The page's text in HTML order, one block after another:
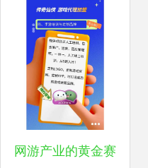
网游产业的黄金赛